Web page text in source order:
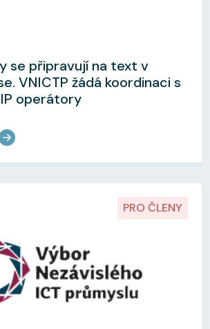
se připravují na text v
VNICTP žádá koordinaci s
operátory
PRO ČLENY